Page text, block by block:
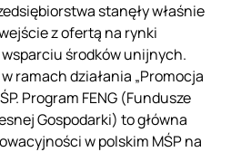
stanęły właśnie
z ofertą na rynki
środków unijnych.
ramach działania „Promocja
Program FENG (Fundusze
Gospodarki) to główna
w polskim MŚP na